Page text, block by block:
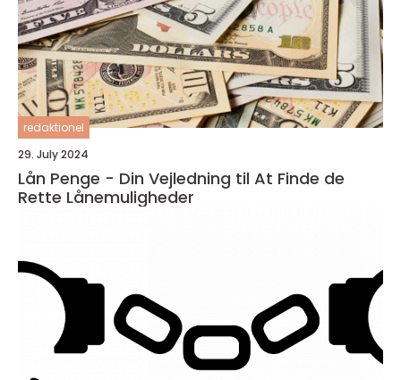
redaktionel
29. July 2024
Lån Penge - Din Vejledning til At Finde de
Rette Lånemuligheder